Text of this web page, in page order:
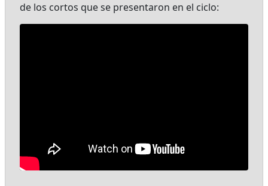
de los cortos que se presentaron en el ciclo: